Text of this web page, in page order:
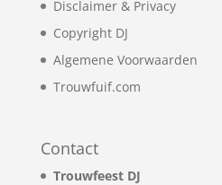
Disclaimer & Privacy
Copyright DJ
Algemene Voorwaarden
Trouwfuif.com
Contact
Trouwfeest DJ